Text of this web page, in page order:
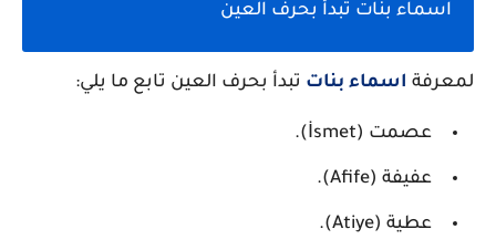
اسماء بنات تبدأ بحرف العين
لمعرفة اسماء بنات تبدأ بحرف العين تابع ما يلي:
عصمت (İsmet).
عفيفة (Afife).
عطية (Atiye).